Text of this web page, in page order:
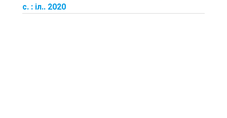
с. : іл.. 2020